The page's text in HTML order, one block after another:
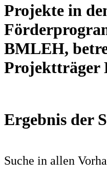
Projekte in
BMLEH,
Projektträger
Ergebnis der
Suche in allen